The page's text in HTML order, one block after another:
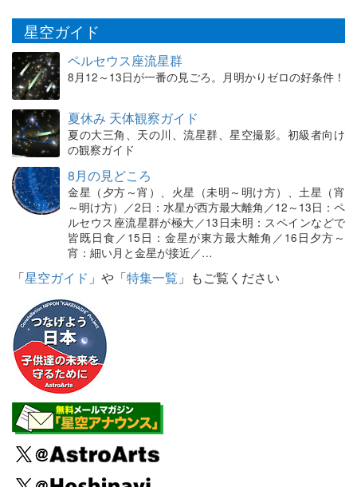
星空ガイド
ペルセウス座流星群
8月12～13日が一番の見ごろ。月明かりゼロの好条件！
夏休み 天体観察ガイド
夏の大三角、天の川、流星群、星空撮影。初級者向け
の観察ガイド
8月の見どころ
金星（夕方～宵）、火星（未明～明け方）、土星（宵
～明け方）／2日：水星が西方最大離角／12～13日：ペ
ルセウス座流星群が極大／13日未明：スペインなどで
皆既日食／15日：金星が東方最大離角／16日夕方～
宵：細い月と金星が接近／…
「星空ガイド 」や「特集一覧 」もご覧ください